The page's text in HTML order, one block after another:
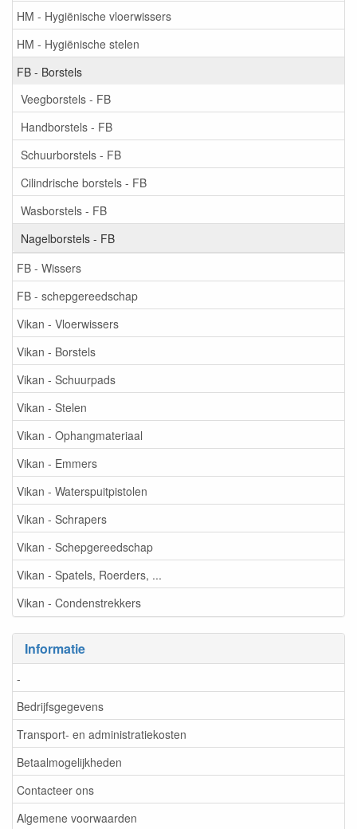
HM - Hygiënische vloerwissers
HM - Hygiënische stelen
FB - Borstels
Veegborstels - FB
Handborstels - FB
Schuurborstels - FB
Cilindrische borstels - FB
Wasborstels - FB
Nagelborstels - FB
FB - Wissers
FB - schepgereedschap
Vikan - Vloerwissers
Vikan - Borstels
Vikan - Schuurpads
Vikan - Stelen
Vikan - Ophangmateriaal
Vikan - Emmers
Vikan - Waterspuitpistolen
Vikan - Schrapers
Vikan - Schepgereedschap
Vikan - Spatels, Roerders, ...
Vikan - Condenstrekkers
Informatie
-
Bedrijfsgegevens
Transport- en administratiekosten
Betaalmogelijkheden
Contacteer ons
Algemene voorwaarden